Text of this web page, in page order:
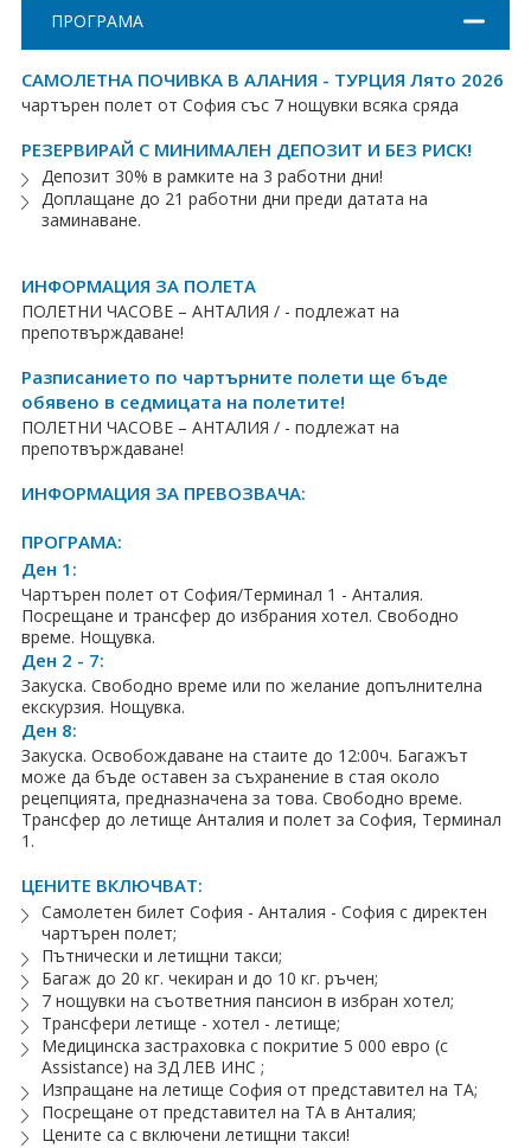
Турция
Унгария
Франция
Швеция
ПРАЗНИЦИ
Празници в България
Предколедни
Нова година
Великден 2026
ЕКЗОТИКА
Екзотични почивки
КРУИЗИ
САМОЛЕТНИ БИЛЕТИ
ХОТЕЛИ
Хотели в България
Хотели в чужбина
ЕЗИКОВО УЧИЛИЩЕ
SUMMER ENGLISH TALENTS ACADEMY
ВХОД ЗА АГЕНТИ
ПРОГРАМА
САМОЛЕТНА ПОЧИВКА В АЛАНИЯ - ТУРЦИЯ Лято 2026
чартърен полет от София със 7 нощувки всяка сряда
РЕЗЕРВИРАЙ С МИНИМАЛЕН ДЕПОЗИТ И БЕЗ РИСК!
Депозит 30% в рамките на 3 работни дни!
Доплащане до 21 работни дни преди датата на
заминаване.
ИНФОРМАЦИЯ ЗА ПОЛЕТА
ПОЛЕТНИ ЧАСОВЕ – АНТАЛИЯ / - подлежат на
препотвърждаване!
Разписанието по чартърните полети ще бъде
обявено в седмицата на полетите!
ПОЛЕТНИ ЧАСОВЕ – АНТАЛИЯ / - подлежат на
препотвърждаване!
ИНФОРМАЦИЯ ЗА ПРЕВОЗВАЧА:
ПРОГРАМА:
Ден 1:
Чартърен полет от София/Терминал 1 - Анталия.
Посрещане и трансфер до избрания хотел. Свободно
време. Нощувка.
Ден 2 - 7:
Закуска. Свободно време или по желание допълнителна
екскурзия. Нощувка.
Ден 8:
Закуска. Освобождаване на стаите до 12:00ч. Багажът
може да бъде оставен за съхранение в стая около
рецепцията, предназначена за това. Свободно време.
Трансфер до летище Анталия и полет за София, Терминал
1.
ЦЕНИТЕ ВКЛЮЧВАТ:
Самолетен билет София - Анталия - София с директен
чартърен полет;
Пътнически и летищни такси;
Багаж до 20 кг. чекиран и до 10 кг. ръчен;
7 нощувки на съответния пансион в избран хотел;
Трансфери летище - хотел - летище;
Медицинска застраховка с покритие 5 000 евро (с
Assistance) на ЗД ЛЕВ ИНС ;
Изпращане на летище София от представител на ТА;
Посрещане от представител на ТА в Анталия;
Цените са с включени летищни такси!